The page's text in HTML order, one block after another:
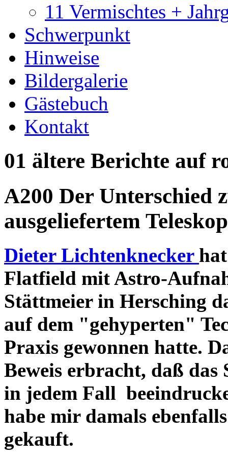
11 Vermischtes +
Schwerpunkt
Hinweise
Bildergalerie
Gästebuch
Kontakt
01 ältere Berichte auf
A200 Der Unterschied
ausgeliefertem
Dieter Lichtenknecker
Flatfield mit Astro-
Stättmeier in Hersching
auf dem "gehyperten"
Praxis gewonnen hatte.
Beweis erbracht, daß das
in jedem Fall
habe mir damals
gekauft.